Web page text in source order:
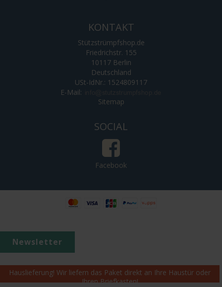
Newsletter
Hauslieferung! Wir liefern das Paket direkt an Ihre Haustür oder
Ihren Briefkasten!
KONTAKT
Stützstrümpfshop.de
Friedrichstr. 155
10117 Berlin
Deutschland
USt-IdNr.: 1524809117
E-Mail:
Sitemap
SOCIAL
Facebook